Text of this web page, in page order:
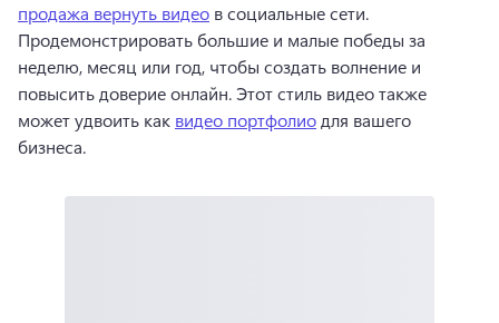
продажа вернуть видео
Продемонстрировать большие и малые победы за
неделю, месяц или год, чтобы создать волнение и
повысить доверие онлайн. Этот стиль видео также
может удвоить как видео портфолио для вашего
бизнеса.